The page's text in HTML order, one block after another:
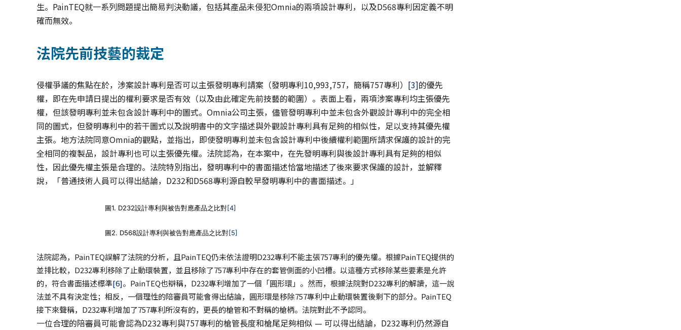
生。PainTEQ就一系列問題提出簡易判決動議，包括其產品未侵犯Omnia的兩項設計專利，以及D568專利因定義不明
確而無效。
法院先前技藝的裁定
侵權爭議的焦點在於，涉案設計專利是否可以主張發明專利請案（發明專利10,993,757，簡稱757專利） [3]的優先
權，即在先申請日提出的權利要求是否有效（以及由此確定先前技藝的範圍）。表面上看，兩項涉案專利均主張優先
權，但該發明專利並未包含設計專利中的圖式。Omnia公司主張，儘管發明專利中並未包含外觀設計專利中的完全相
同的圖式，但發明專利中的若干圖式以及說明書中的文字描述與外觀設計專利具有足夠的相似性，足以支持其優先權
主張。地方法院同意Omnia的觀點，並指出，即使發明專利並未包含設計專利中後續權利範圍所請求保護的設計的完
全相同的複製品，設計專利也可以主張優先權。法院認為，在本案中，在先發明專利與後設計專利具有足夠的相似
性，因此優先權主張是合理的。法院特別指出，發明專利中的書面描述恰當地描述了後來要求保護的設計，並解釋
說，「普通技術人員可以得出結論，D232和D568專利源自較早發明專利中的書面描述。」
圖1. D232設計專利與被告對應產品之比對[4]
圖2. D568設計專利與被告對應產品之比對[5]
法院認為，PainTEQ誤解了法院的分析，且PainTEQ仍未依法證明D232專利不能主張757專利的優先權。根據PainTEQ提供的
並排比較，D232專利移除了止動環裝置，並且移除了757專利中存在的套管側面的小凹槽。以這種方式移除某些要素是允許
的，符合書面描述標準[6]。PainTEQ也辯稱，D232專利增加了一個「圓形環」。然而，根據法院對D232專利的解讀，這一說
法並不具有決定性；相反，一個理性的陪審員可能會得出結論，圓形環是移除757專利中止動環裝置後剩下的部分。PainTEQ
接下來聲稱，D232專利增加了757專利所沒有的，更長的槍管和不對稱的槍柄。法院對此不予認同。
一位合理的陪審員可能會認為D232專利與757專利的槍管長度和槍尾足夠相似 — 可以得出結論，D232專利仍然源自